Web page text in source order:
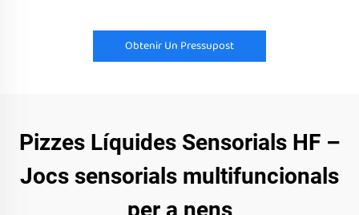
Obtenir Un Pressupost
Pizzes Líquides Sensorials HF –
Jocs sensorials multifuncionals